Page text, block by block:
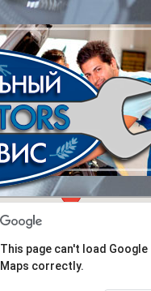
This page can't load Google
Maps correctly.